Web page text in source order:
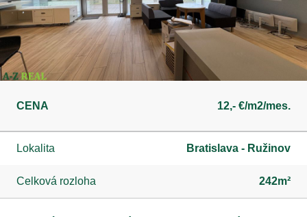
CENA 12,- €/m2/mes.
Lokalita Bratislava - Ružinov
Celková rozloha 242m²